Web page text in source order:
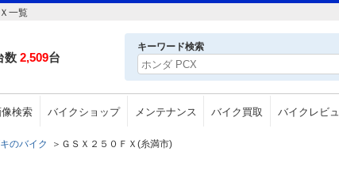
一覧
数 2,509台
キーワード検索
検索 バイクショップ メンテナンス バイク買取 バイクレビ
のバイク ＞ ＧＳＸ２５０ＦＸ(糸満市)